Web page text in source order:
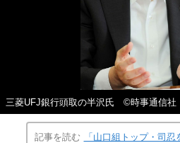
三菱UFJ銀行頭取の半沢氏 ©時事通信社
記事を読む
「山口組トップ・司